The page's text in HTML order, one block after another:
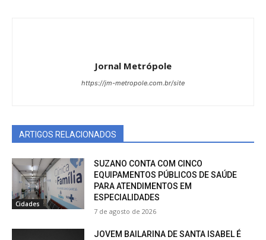
Jornal Metrópole
https://jm-metropole.com.br/site
ARTIGOS RELACIONADOS
Cidades
SUZANO CONTA COM CINCO
EQUIPAMENTOS PÚBLICOS DE SAÚDE
PARA ATENDIMENTOS EM
ESPECIALIDADES
7 de agosto de 2026
JOVEM BAILARINA DE SANTA ISABEL É